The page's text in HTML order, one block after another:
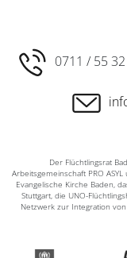
0711 / 55
Der Flüchtlingsrat
Arbeitsgemeinschaft PRO
Evangelische Kirche Baden,
Stuttgart, die UNO-
Netzwerk zur Integration